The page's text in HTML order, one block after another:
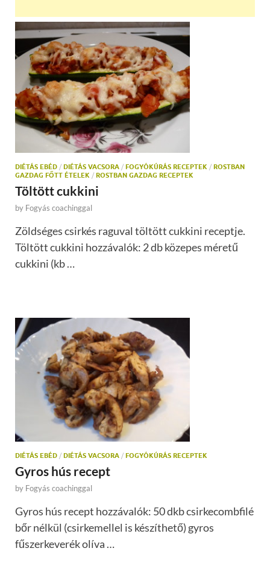
DIÉTÁS EBÉD / DIÉTÁS VACSORA / FOGYÓKÚRÁS RECEPTEK / ROSTBAN
GAZDAG FŐTT ÉTELEK / ROSTBAN GAZDAG RECEPTEK
Töltött cukkini
by Fogyás coachinggal
Zöldséges csirkés raguval töltött cukkini receptje.
Töltött cukkini hozzávalók: 2 db közepes méretű
cukkini (kb …
DIÉTÁS EBÉD / DIÉTÁS VACSORA / FOGYÓKÚRÁS RECEPTEK
Gyros hús recept
by Fogyás coachinggal
Gyros hús recept hozzávalók: 50 dkb csirkecombfilé
bőr nélkül (csirkemellel is készíthető) gyros
fűszerkeverék olíva …